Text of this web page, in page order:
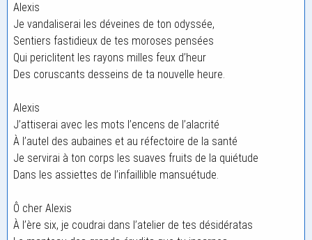
Alexis
Je vandaliserai les déveines de ton odyssée,
Sentiers fastidieux de tes moroses pensées
Qui periclitent les rayons milles feux d’heur
Des coruscants desseins de ta nouvelle heure.
Alexis
J’attiserai avec les mots l’encens de l’alacrité
À l’autel des aubaines et au réfectoire de la santé
Je servirai à ton corps les suaves fruits de la quiétude
Dans les assiettes de l’infaillible mansuétude.
Ô cher Alexis
À l’ère six, je coudrai dans l’atelier de tes désidératas